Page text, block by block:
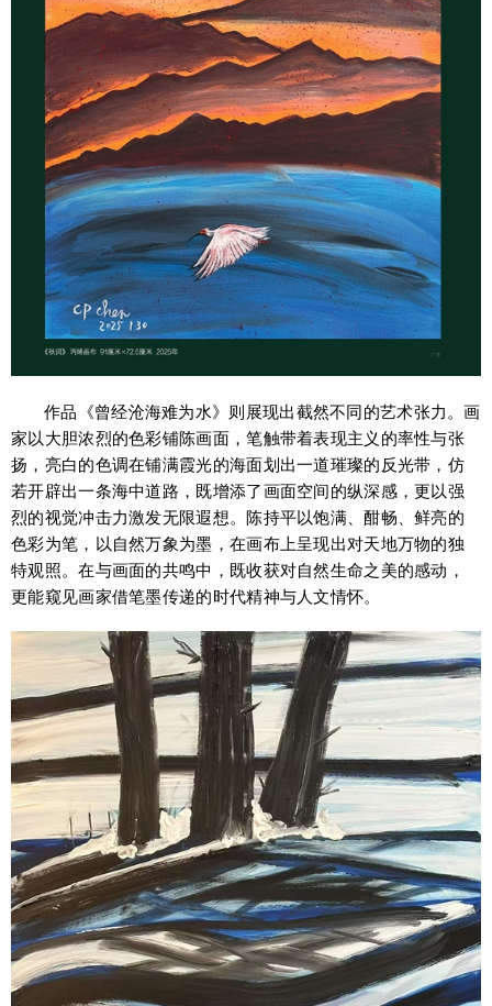
作品《曾经沧海难为水》则展现出截然不同的艺术张力。画
家以大胆浓烈的色彩铺陈画面，笔触带着表现主义的率性与张
扬，亮白的色调在铺满霞光的海面划出一道璀璨的反光带，仿
若开辟出一条海中道路，既增添了画面空间的纵深感，更以强
烈的视觉冲击力激发无限遐想。陈持平以饱满、酣畅、鲜亮的
色彩为笔，以自然万象为墨，在画布上呈现出对天地万物的独
特观照。在与画面的共鸣中，既收获对自然生命之美的感动，
更能窥见画家借笔墨传递的时代精神与人文情怀。